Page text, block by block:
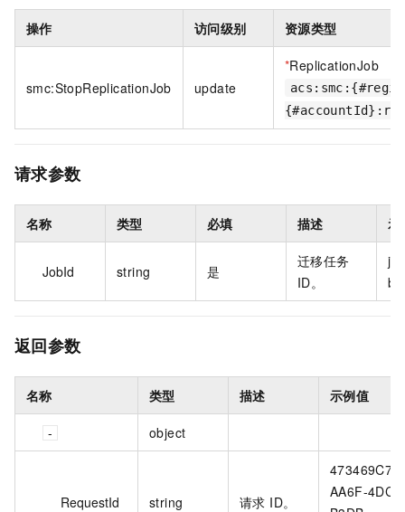
操作 访问级别 资源类型
smc:StopReplicationJob update
*ReplicationJob
请求参数
名称 类型 必填 描述 示
JobId string 是
迁移任务
ID。
j-
返回参数
名称 类型 描述 示例值
object
RequestId string 请求 ID。
473469C7-
AA6F-